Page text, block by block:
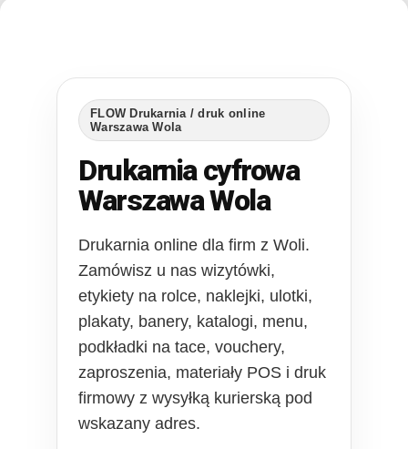
FLOW Drukarnia / druk online
Warszawa Wola
Drukarnia cyfrowa
Warszawa Wola
Drukarnia online dla firm z Woli.
Zamówisz u nas wizytówki,
etykiety na rolce, naklejki, ulotki,
plakaty, banery, katalogi, menu,
podkładki na tace, vouchery,
zaproszenia, materiały POS i druk
firmowy z wysyłką kurierską pod
wskazany adres.